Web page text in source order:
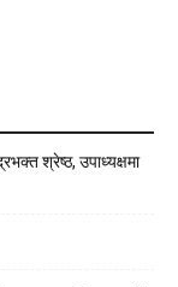
श्रेष्ठ, उपाध्यक्षमा